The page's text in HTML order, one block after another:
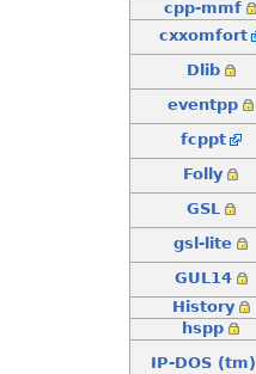
cpp-mmf
cxxomfort
Dlib
eventpp
fcppt
Folly
GSL
gsl-lite
GUL14
History
hspp
IP-DOS (tm)